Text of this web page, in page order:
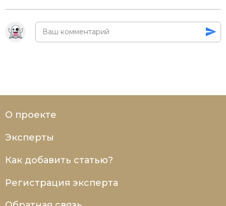
О проекте
Эксперты
Как добавить статью?
Регистрация эксперта